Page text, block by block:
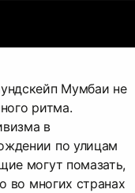
Мумбаи не
ритма.
в
по улицам
могут помазать,
во многих странах